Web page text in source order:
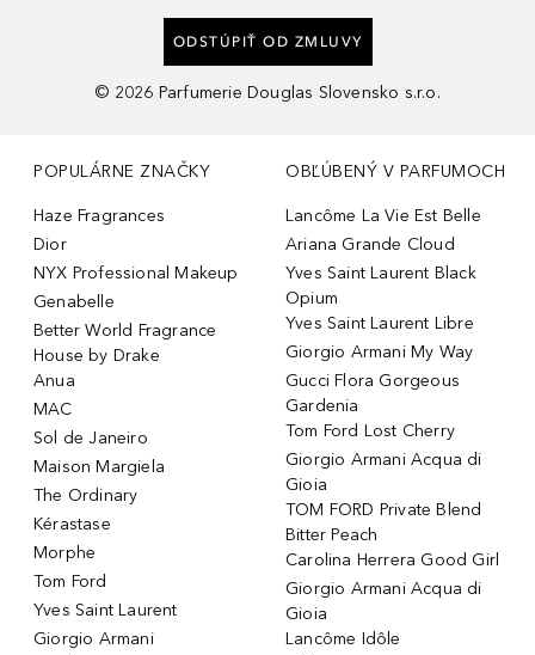
ODSTÚPIŤ OD ZMLUVY
© 2026 Parfumerie Douglas Slovensko s.r.o.
POPULÁRNE ZNAČKY
Haze Fragrances
Dior
NYX Professional Makeup
Genabelle
Better World Fragrance
House by Drake
Anua
MAC
Sol de Janeiro
Maison Margiela
The Ordinary
Kérastase
Morphe
Tom Ford
Yves Saint Laurent
Giorgio Armani
OBĽÚBENÝ V PARFUMOCH
Lancôme La Vie Est Belle
Ariana Grande Cloud
Yves Saint Laurent Black
Opium
Yves Saint Laurent Libre
Giorgio Armani My Way
Gucci Flora Gorgeous
Gardenia
Tom Ford Lost Cherry
Giorgio Armani Acqua di
Gioia
TOM FORD Private Blend
Bitter Peach
Carolina Herrera Good Girl
Giorgio Armani Acqua di
Gioia
Lancôme Idôle